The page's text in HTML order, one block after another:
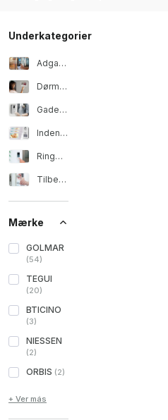
Underkategorier
Adgangskontrol og døråbnere
Dørmand og videodørmandssæt
Gadeskilte
Indendørs telefoner og skærme
Ringeklokker og buzzere
Tilbehør til dørtelefoner
Mærke
GOLMAR
(54)
TEGUI
(20)
BTICINO
(3)
NIESSEN
(2)
ORBIS (2)
+ Ver más